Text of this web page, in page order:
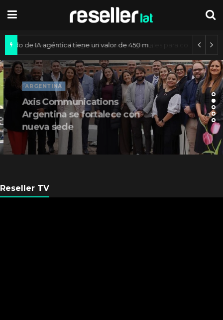
ARGENTINA
Axis Communications
Argentina se fortalece con
nueva sede
Reseller TV